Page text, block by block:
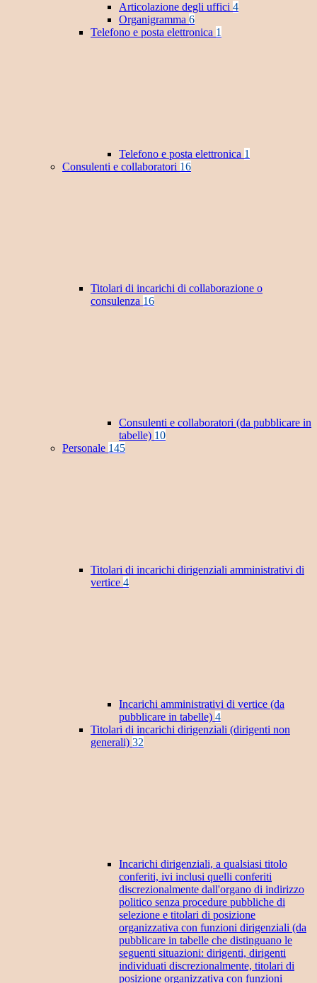
Articolazione degli uffici 4
Organigramma 6
Telefono e posta elettronica 1
Telefono e posta elettronica 1
Consulenti e collaboratori 16
Titolari di incarichi di collaborazione o
consulenza 16
Consulenti e collaboratori (da pubblicare in
tabelle) 10
Personale 145
Titolari di incarichi dirigenziali amministrativi di
vertice 4
Incarichi amministrativi di vertice (da
pubblicare in tabelle) 4
Titolari di incarichi dirigenziali (dirigenti non
generali) 32
Incarichi dirigenziali, a qualsiasi titolo
conferiti, ivi inclusi quelli conferiti
discrezionalmente dall'organo di indirizzo
politico senza procedure pubbliche di
selezione e titolari di posizione
organizzativa con funzioni dirigenziali (da
pubblicare in tabelle che distinguano le
seguenti situazioni: dirigenti, dirigenti
individuati discrezionalmente, titolari di
posizione organizzativa con funzioni